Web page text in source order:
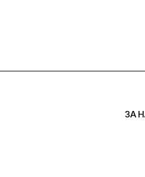
ЗА